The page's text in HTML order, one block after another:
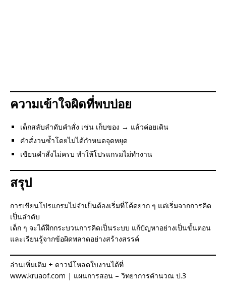
ความเข้าใจผิดที่พบบ่อย
เด็กสลับลำดับคำสั่ง เช่น เก็บของ → แล้วค่อยเดิน
คำสั่งวนซ้ำโดยไม่ได้กำหนดจุดหยุด
เขียนคำสั่งไม่ครบ ทำให้โปรแกรมไม่ทำงาน
สรุป
การเขียนโปรแกรมไม่จำเป็นต้องเริ่มที่โค้ดยาก ๆ แต่เริ่มจากการคิด
เป็นลำดับ
เด็ก ๆ จะได้ฝึกกระบวนการคิดเป็นระบบ แก้ปัญหาอย่างเป็นขั้นตอน
และเรียนรู้จากข้อผิดพลาดอย่างสร้างสรรค์
อ่านเพิ่มเติม + ดาวน์โหลดใบงานได้ที่
www.kruaof.com | แผนการสอน – วิทยาการคำนวณ ป.3